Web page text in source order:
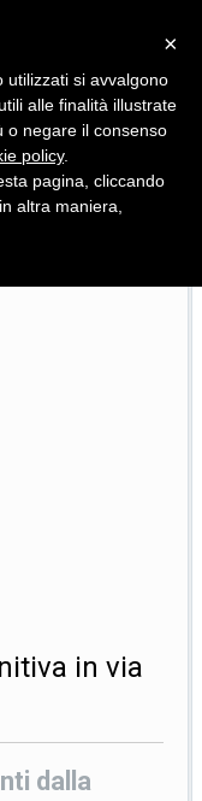
con
in via
dalla
×
utilizzati si avvalgono
alle finalità illustrate
o negare il consenso
policy.
pagina, cliccando
altra maniera,